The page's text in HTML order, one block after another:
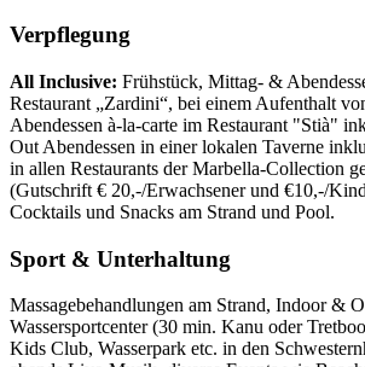
Verpflegung
All Inclusive: Frühstück, Mittag- &
Restaurant „Zardini“, bei einem Aufenthalt
Abendessen à-la-carte im Restaurant "Stià"
Out Abendessen in einer lokalen Taverne
in allen Restaurants der Marbella-Collection
(Gutschrift € 20,-/Erwachsener und €10,-/
Cocktails und Snacks am Strand und Pool.
Sport & Unterhaltung
Massagebehandlungen am Strand, Indoor &
Wassersportcenter (30 min. Kanu oder
Kids Club, Wasserpark etc. in den